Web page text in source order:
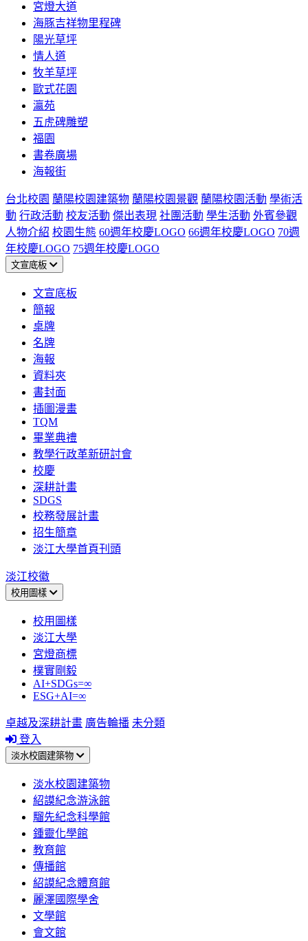
宮燈大道
海豚吉祥物里程碑
陽光草坪
情人道
牧羊草坪
歐式花園
瀛苑
五虎碑雕塑
福園
書卷廣場
海報街
台北校園 蘭陽校園建築物 蘭陽校園景觀 蘭陽校園活動 學術活
動 行政活動 校友活動 傑出表現 社團活動 學生活動 外賓參觀
人物介紹 校園生態 60週年校慶LOGO 66週年校慶LOGO 70週
年校慶LOGO 75週年校慶LOGO
文宣底板
文宣底板
簡報
桌牌
名牌
海報
資料夾
書封面
插圖漫畫
TQM
畢業典禮
教學行政革新研討會
校慶
深耕計畫
SDGS
校務發展計畫
招生簡章
淡江大學首頁刊頭
淡江校徽
校用圖樣
校用圖樣
淡江大學
宮燈商標
樸實剛毅
AI+SDGs=∞
ESG+AI=∞
卓越及深耕計畫 廣告輪播 未分類
登入
淡水校園建築物
淡水校園建築物
紹謨紀念游泳館
騮先紀念科學館
鍾靈化學館
教育館
傳播館
紹謨紀念體育館
麗澤國際學舍
文學館
會文館